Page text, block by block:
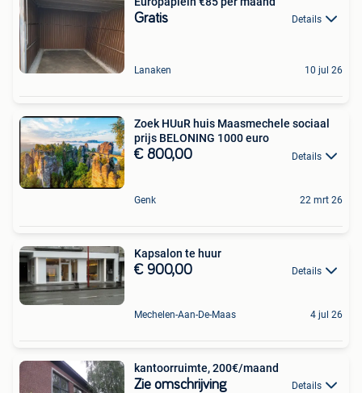
Gratis Details
Lanaken 10 jul 26
Zoek HUuR huis Maasmechele sociaal
prijs BELONING 1000 euro
€ 800,00 Details
Genk 22 mrt 26
Kapsalon te huur
€ 900,00 Details
Mechelen-Aan-De-Maas 4 jul 26
kantoorruimte, 200€/maand
Zie omschrijving Details